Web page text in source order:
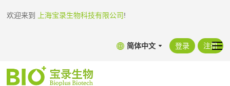
欢迎来到 上海宝录生物科技有限公司!
简体中文 登录 注册